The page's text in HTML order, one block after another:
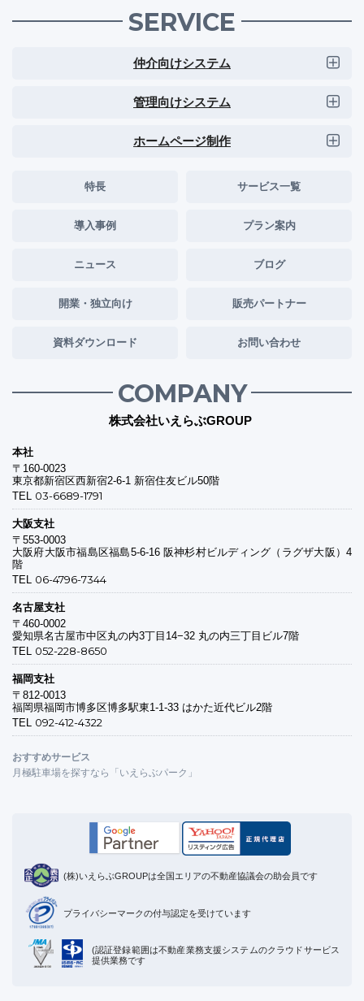
SERVICE
仲介向けシステム
管理向けシステム
ホームページ制作
特長 サービス一覧
導入事例 プラン案内
ニュース ブログ
開業・独立向け 販売パートナー
資料ダウンロード お問い合わせ
COMPANY
株式会社いえらぶGROUP
本社
〒160-0023
東京都新宿区西新宿2-6-1 新宿住友ビル50階
TEL 03-6689-1791
大阪支社
〒553-0003
大阪府大阪市福島区福島5-6-16 阪神杉村ビルディング（ラグザ大阪）4
階
TEL 06-4796-7344
名古屋支社
〒460-0002
愛知県名古屋市中区丸の内3丁目14−32 丸の内三丁目ビル7階
TEL 052-228-8650
福岡支社
〒812-0013
福岡県福岡市博多区博多駅東1-1-33 はかた近代ビル2階
TEL 092-412-4322
おすすめサービス
月極駐車場を探すなら「いえらぶパーク」
(株)いえらぶGROUPは全国エリアの不動産協議会の助会員です
プライバシーマークの付与認定を受けています
(認証登録範囲は不動産業務支援システムのクラウドサービス
提供業務です